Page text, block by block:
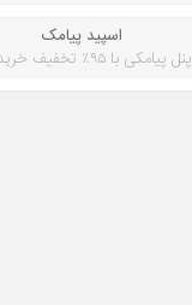
اسپید پیامک
پنل پیامکی با ۹۵٪ تخفیف خرید پنل